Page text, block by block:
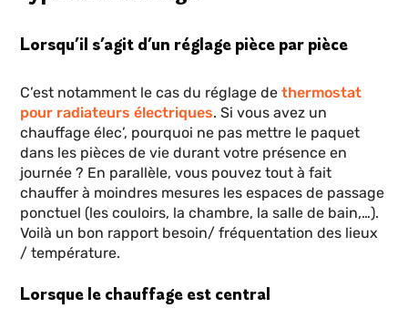
Lorsqu’il s’agit d’un réglage pièce par pièce
C’est notamment le cas du réglage dethermostat
pour radiateurs électriques. Si vous avez un
chauffage élec’, pourquoi ne pas mettre le paquet
dans les pièces de vie durant votre présence en
journée ? En parallèle, vous pouvez tout à fait
chauffer à moindres mesures les espaces de passage
ponctuel (les couloirs, la chambre, la salle de bain,…).
Voilà un bon rapport besoin/ fréquentation des lieux
/ température.
Lorsque le chauffage est central